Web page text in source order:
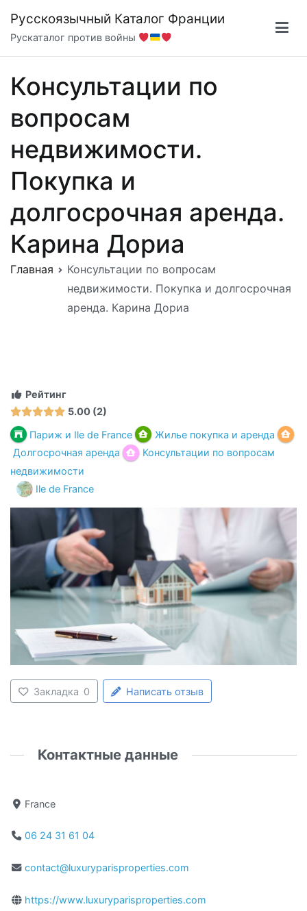
содержимому
Русскоязычный Каталог Франции
Рускаталог против войны
Консультации по
вопросам
недвижимости.
Покупка и
долгосрочная аренда.
Карина Дориа
Главная
Консультации по вопросам
недвижимости. Покупка и долгосрочная
аренда. Карина Дориа
Рейтинг
5.00 2
Париж и Ile de France
Жилье покупка и аренда
Долгосрочная аренда
Консультации по вопросам
недвижимости
Ile de France
Закладка 0 Написать отзыв
Контактные данные
France
06 24 31 61 04
contact@luxuryparisproperties.com
https://www.luxuryparisproperties.com